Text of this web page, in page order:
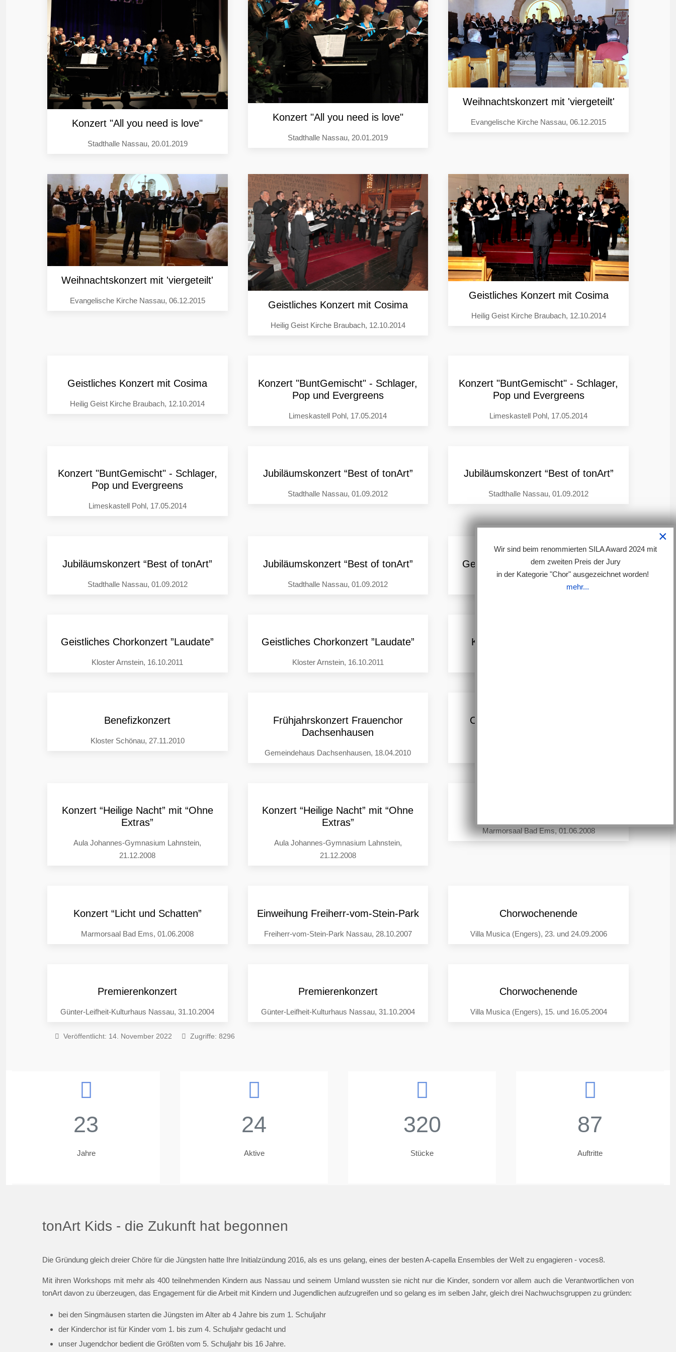
Konzert "All you need is love"
Stadthalle Nassau, 20.01.2019
Konzert "All you need is love"
Stadthalle Nassau, 20.01.2019
Weihnachtskonzert mit 'viergeteilt'
Evangelische Kirche Nassau, 06.12.2015
Weihnachtskonzert mit 'viergeteilt'
Evangelische Kirche Nassau, 06.12.2015 Geistliches Konzert mit Cosima
Heilig Geist Kirche Braubach, 12.10.2014
Geistliches Konzert mit Cosima
Heilig Geist Kirche Braubach, 12.10.2014
Geistliches Konzert mit Cosima
Heilig Geist Kirche Braubach, 12.10.2014
Konzert "BuntGemischt" - Schlager,
Pop und Evergreens
Limeskastell Pohl, 17.05.2014
Konzert "BuntGemischt" - Schlager,
Pop und Evergreens
Limeskastell Pohl, 17.05.2014
Konzert "BuntGemischt" - Schlager,
Pop und Evergreens
Limeskastell Pohl, 17.05.2014
Jubiläumskonzert “Best of tonArt”
Stadthalle Nassau, 01.09.2012
Jubiläumskonzert “Best of tonArt”
Stadthalle Nassau, 01.09.2012
Jubiläumskonzert “Best of tonArt”
Stadthalle Nassau, 01.09.2012
Jubiläumskonzert “Best of tonArt”
Stadthalle Nassau, 01.09.2012
Geistliches Chorkonzert ”Laudate”
Kloster Arnstein, 16.10.2011
Geistliches Chorkonzert ”Laudate”
Kloster Arnstein, 16.10.2011
Geistliches Chorkonzert ”Laudate”
Kloster Arnstein, 16.10.2011
Konzert "Sunshine in my soul"
Benefizkonzert
Kloster Schönau, 27.11.2010
Frühjahrskonzert Frauenchor
Dachsenhausen
Gemeindehaus Dachsenhausen, 18.04.2010
Chorkonzert Kath. Kirchenchor
Konzert “Heilige Nacht” mit “Ohne
Extras”
Aula Johannes-Gymnasium Lahnstein,
21.12.2008
Konzert “Heilige Nacht” mit “Ohne
Extras”
Aula Johannes-Gymnasium Lahnstein,
21.12.2008
Marmorsaal Bad Ems, 01.06.2008
Konzert “Licht und Schatten”
Marmorsaal Bad Ems, 01.06.2008
Einweihung Freiherr-vom-Stein-Park
Freiherr-vom-Stein-Park Nassau, 28.10.2007
Chorwochenende
Villa Musica (Engers), 23. und 24.09.2006
Premierenkonzert
Günter-Leifheit-Kulturhaus Nassau, 31.10.2004
Premierenkonzert
Günter-Leifheit-Kulturhaus Nassau, 31.10.2004
Chorwochenende
Villa Musica (Engers), 15. und 16.05.2004
Veröffentlicht: 14. November 2022 Zugriffe: 8296
23
Jahre
24
Aktive
320
Stücke
87
Auftritte
tonArt Kids - die Zukunft hat begonnen
Die Gründung gleich dreier Chöre für die Jüngsten hatte Ihre Initialzündung 2016, als es uns gelang, eines der besten A-capella Ensembles der Welt zu engagieren - voces8.
Mit ihren Workshops mit mehr als 400 teilnehmenden Kindern aus Nassau und seinem Umland wussten sie nicht nur die Kinder, sondern vor allem auch die Verantwortlichen von
tonArt davon zu überzeugen, das Engagement für die Arbeit mit Kindern und Jugendlichen aufzugreifen und so gelang es im selben Jahr, gleich drei Nachwuchsgruppen zu gründen:
bei den Singmäusen starten die Jüngsten im Alter ab 4 Jahre bis zum 1. Schuljahr
der Kinderchor ist für Kinder vom 1. bis zum 4. Schuljahr gedacht und
unser Jugendchor bedient die Größten vom 5. Schuljahr bis 16 Jahre.
×
Wir sind beim renommierten SILA Award 2024 mit
dem zweiten Preis der Jury
in der Kategorie "Chor" ausgezeichnet worden!
mehr...